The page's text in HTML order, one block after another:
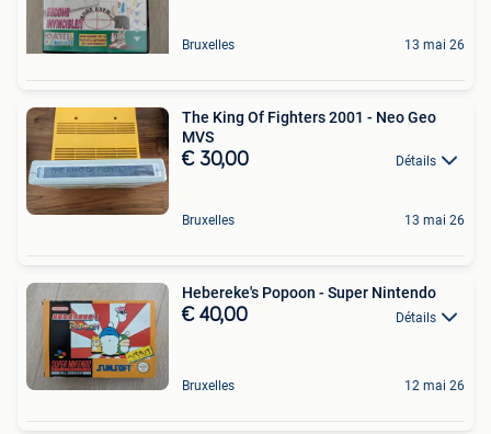
Bruxelles 13 mai 26
The King Of Fighters 2001 - Neo Geo
MVS
€ 30,00 Détails
Bruxelles 13 mai 26
Hebereke's Popoon - Super Nintendo
€ 40,00 Détails
Bruxelles 12 mai 26